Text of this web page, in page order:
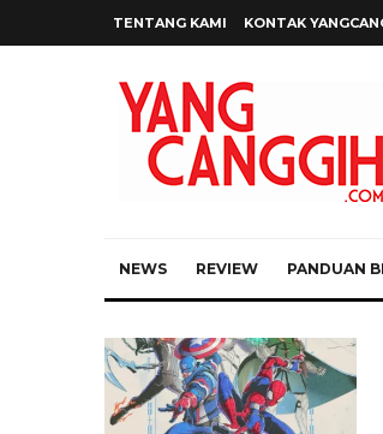
TENTANG KAMI KONTAK
NEWS REVIEW PANDUAN